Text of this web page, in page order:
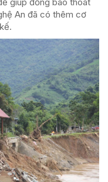
An đã có thêm cơ